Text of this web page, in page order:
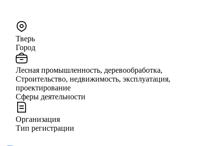
Тверь
Город
Лесная промышленность, деревообработка,
Строительство, недвижимость, эксплуатация,
проектирование
Сферы деятельности
Организация
Тип регистрации